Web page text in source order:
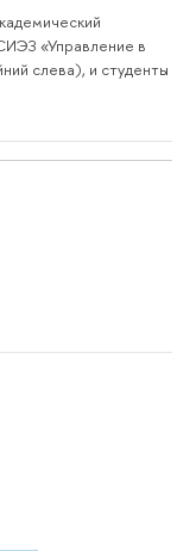
«Управление в
слева), и студенты